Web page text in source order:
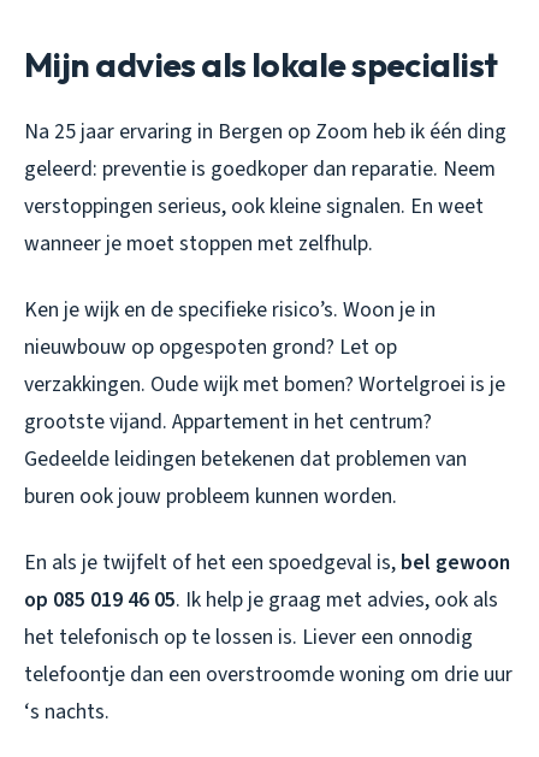
Mijn advies als lokale specialist
Na 25 jaar ervaring in Bergen op Zoom heb ik één ding
geleerd: preventie is goedkoper dan reparatie. Neem
verstoppingen serieus, ook kleine signalen. En weet
wanneer je moet stoppen met zelfhulp.
Ken je wijk en de specifieke risico’s. Woon je in
nieuwbouw op opgespoten grond? Let op
verzakkingen. Oude wijk met bomen? Wortelgroei is je
grootste vijand. Appartement in het centrum?
Gedeelde leidingen betekenen dat problemen van
buren ook jouw probleem kunnen worden.
En als je twijfelt of het een spoedgeval is, bel gewoon
op 085 019 46 05. Ik help je graag met advies, ook als
het telefonisch op te lossen is. Liever een onnodig
telefoontje dan een overstroomde woning om drie uur
‘s nachts.